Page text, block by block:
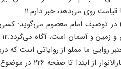
قیامت روی می‌دهد، خبر دارم.۱۱
در توصیف امام معصوم می‌گوید: کسی
زمین و آسمان است، آگاه می‌گردد.۱۲
روایی ما مملو از روایاتی است که
جلد ۲۶